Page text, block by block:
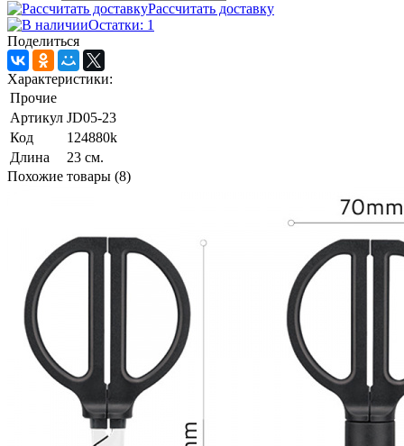
Рассчитать доставку
Остатки: 1
Поделиться
Характеристики:
Прочие
Артикул JD05-23
Код
124880k
Длина
23 см.
Похожие товары (8)